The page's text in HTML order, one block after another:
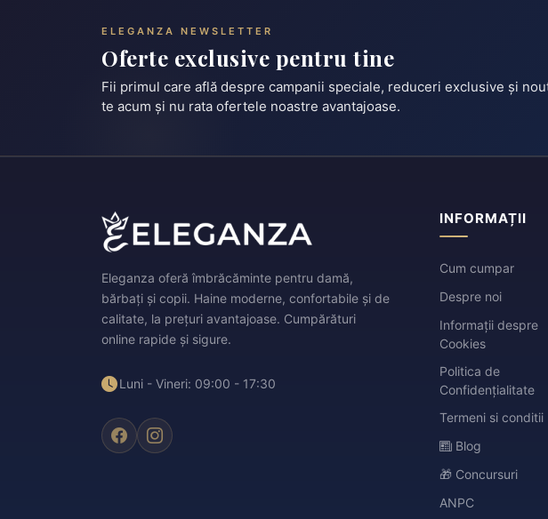
ELEGANZA NEWSLETTER
Oferte exclusive pentru tine
Fii primul care află despre campanii speciale, reduceri exclusive și
te acum și nu rata ofertele noastre avantajoase.
Eleganza oferă îmbrăcăminte pentru damă,
bărbați și copii. Haine moderne, confortabile și de
calitate, la prețuri avantajoase. Cumpărături
online rapide și sigure.
Luni - Vineri: 09:00 - 17:30
INFORMAȚII
Cum cumpar
Despre noi
Informații despre
Cookies
Politica de
Confidențialitate
Termeni si conditii
Blog
🎁 Concursuri
ANPC